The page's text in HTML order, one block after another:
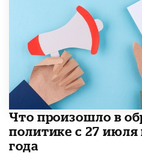
​Что произошло в
политике с 27 июля
года